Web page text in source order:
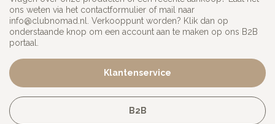
ons weten via het contactformulier of mail naar
info@clubnomad.nl
. Verkooppunt worden? Klik dan op
onderstaande knop om een account aan te maken op ons B2B
portaal.
Klantenservice
B2B